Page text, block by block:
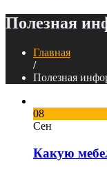
Полезная
Главная
/
Полезная
08
Сен
Какую